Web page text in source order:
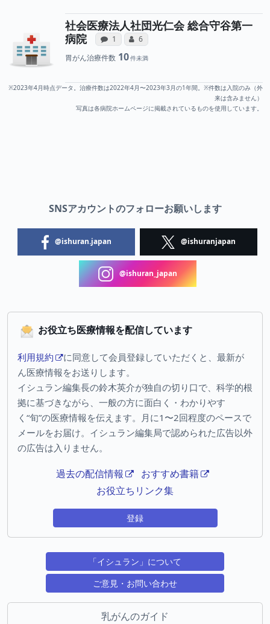
社会医療法人社団光仁会 総合守谷第一
病院
感想投稿（合算）
1 病院への声と、所属医師への患
コミュニケーション・タイプ（合算）
6 所属医師へのコミュニケー
胃がん治療件数 10
※2023年4月時点データ。治療件数は2022年4月〜2023年3月の1年間。※件数は入院のみ（外
来は含みません）
写真は各病院ホームページに掲載されているものを使用しています。
SNSアカウントのフォローお願いします
@ishuran.japan @ishuranjapan
@ishuran_japan
お役立ち医療情報を配信しています
利用規約
に同意して会員登録していただくと、最新が
ん医療情報をお送りします。
イシュラン編集長の鈴木英介が独自の切り口で、科学的根
拠に基づきながら、一般の方に面白く・わかりやす
く“旬”の医療情報を伝えます。月に1〜2回程度のペースで
メールをお届け。イシュラン編集局で認められた広告以外
の広告は入りません。
過去の配信情報
おすすめ書籍
お役立ちリンク集
登録
「イシュラン」について
ご意見・お問い合わせ
乳がんのガイド